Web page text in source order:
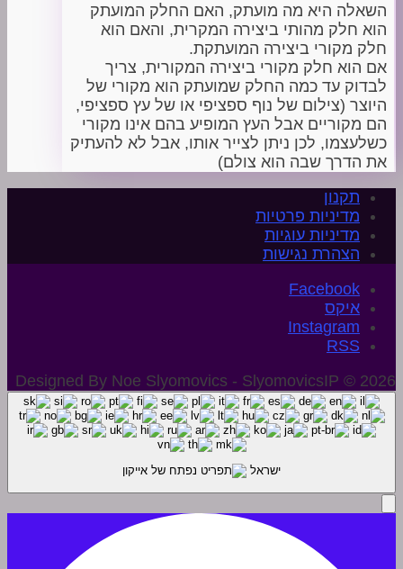
השאלה היא מה מועתק, האם החלק המועתק
הוא חלק מהותי ביצירה המקרית, והאם הוא
חלק מקורי ביצירה המועתקת.
אם הוא חלק מקורי ביצירה המקורית, צריך
לבדוק עד כמה החלק שמועתק הוא מקורי של
היוצר (צילום של נוף ספציפי או של עץ ספציפי,
הם מקוריים אבל העץ המופיע בהם אינו מקורי
כשלעצמו, לכן ניתן לצייר אותו, אבל לא להעתיק
את הדרך שבה הוא צולם)
תקנון
מדיניות פרטיות
מדיניות עוגיות
הצהרת נגישות
איקס
Instagram
Designed By Noe Slyomovics - SlyomovicsIP © 2026
ישראל